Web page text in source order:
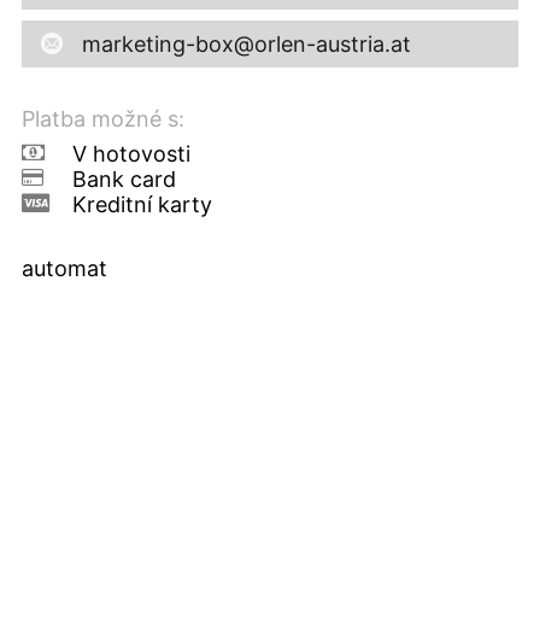
marketing-box@orlen-austria.at
Platba možné s:
V hotovosti
Bank card
Kreditní karty
automat